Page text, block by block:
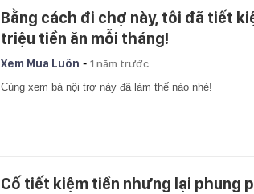
Bằng cách đi chợ này, tôi đã tiết
triệu tiền ăn mỗi tháng!
Xem Mua Luôn - 1 năm trước
Cùng xem bà nội trợ này đã làm thế nào nhé!
Cố tiết kiệm tiền nhưng lại phung